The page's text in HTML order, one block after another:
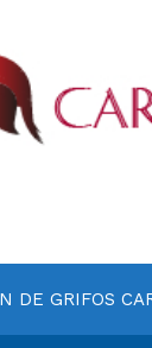
DE GRIFOS